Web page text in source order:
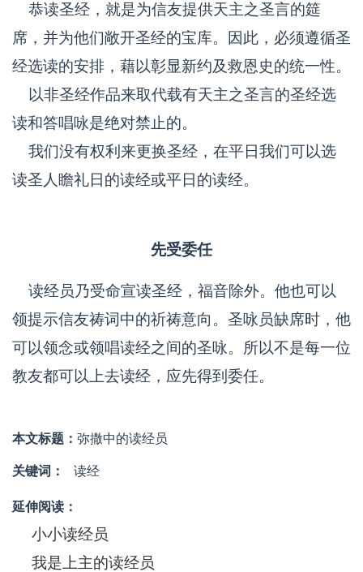
恭读圣经，就是为信友提供天主之圣言的筵
席，并为他们敞开圣经的宝库。因此，必须遵循圣
经选读的安排，藉以彰显新约及救恩史的统一性。
以非圣经作品来取代载有天主之圣言的圣经选
读和答唱咏是绝对禁止的。
我们没有权利来更换圣经，在平日我们可以选
读圣人瞻礼日的读经或平日的读经。
先受委任
读经员乃受命宣读圣经，福音除外。他也可以
领提示信友祷词中的祈祷意向。圣咏员缺席时，他
可以领念或领唱读经之间的圣咏。所以不是每一位
教友都可以上去读经，应先得到委任。
本文标题： 弥撒中的读经员
关键词： 读经
延伸阅读：
小小读经员
我是上主的读经员